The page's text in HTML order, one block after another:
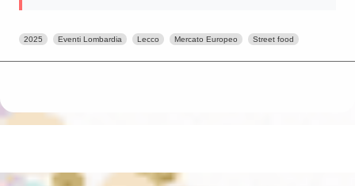
2025 Eventi Lombardia Lecco Mercato Europeo Street food